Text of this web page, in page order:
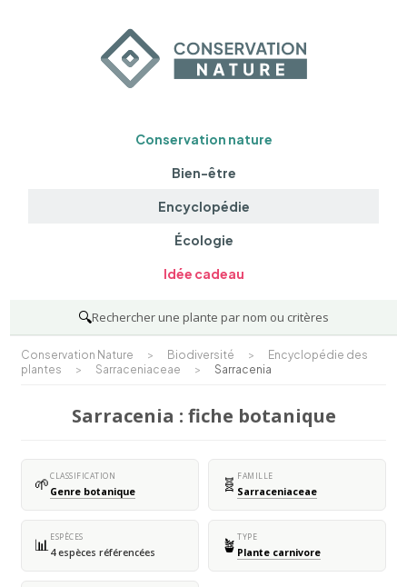
Conservation nature
Bien-être
Encyclopédie
Écologie
Idée cadeau
🔍Rechercher une plante par nom ou critères
Conservation Nature > Biodiversité >
Encyclopédie des
plantes
> Sarraceniaceae > Sarracenia
Sarracenia : fiche botanique
🌱CLASSIFICATION
Genre botanique 🧬 FAMILLE
Sarraceniaceae
📊ESPÈCES
4 espèces référencées 🪴 TYPE
Plante carnivore